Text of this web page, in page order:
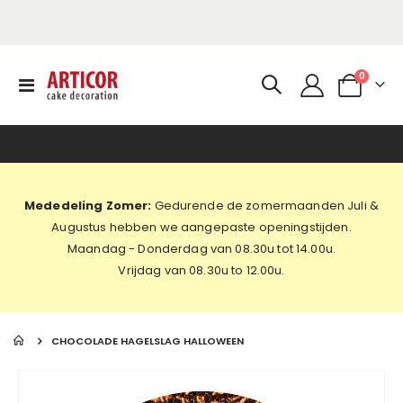
Toggle
Nav
Cart
0
Mededeling Zomer: Gedurende de zomermaanden Juli &
Augustus hebben we aangepaste openingstijden.
Maandag - Donderdag van 08.30u tot 14.00u.
Vrijdag van 08.30u to 12.00u.
CHOCOLADE HAGELSLAG HALLOWEEN